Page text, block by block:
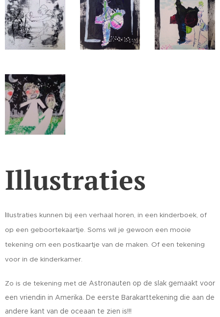
Illustraties
Illustraties kunnen bij een verhaal horen, in een kinderboek, of
op een geboortekaartje. Soms wil je gewoon een mooie
tekening om een postkaartje van de maken. Of een tekening
voor in de kinderkamer.
Zo is de tekening met de Astronauten op de slak gemaakt voor
een vriendin in Amerika. De eerste Barakarttekening die aan de
andere kant van de oceaan te zien is!!!